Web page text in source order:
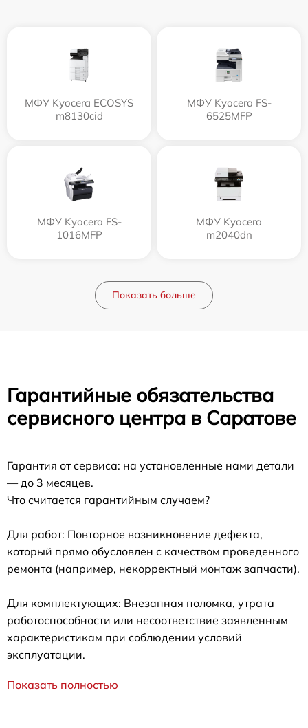
МФУ Kyocera ECOSYS
m8130cid
МФУ Kyocera FS-
6525MFP
МФУ Kyocera FS-
1016MFP
МФУ Kyocera
m2040dn
Показать больше
Гарантийные обязательства
сервисного центра в Саратове
Гарантия от сервиса: на установленные нами детали
— до 3 месяцев.
Что считается гарантийным случаем?
Для работ: Повторное возникновение дефекта,
который прямо обусловлен с качеством проведенного
ремонта (например, некорректный монтаж запчасти).
Для комплектующих: Внезапная поломка, утрата
работоспособности или несоответствие заявленным
характеристикам при соблюдении условий
эксплуатации.
Показать полностью